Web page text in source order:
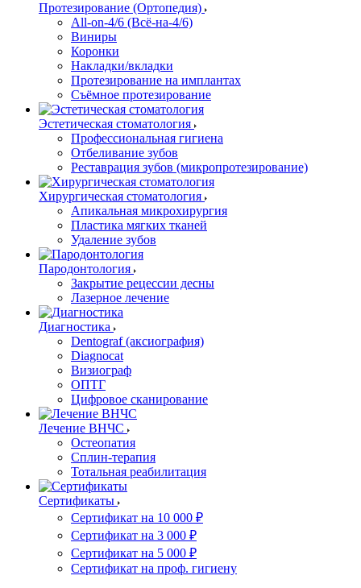
Протезирование (Ортопедия)
All-on-4/6 (Всё-на-4/6)
Виниры
Коронки
Накладки/вкладки
Протезирование на имплантах
Съёмное протезирование
Эстетическая стоматология
Профессиональная гигиена
Отбеливание зубов
Реставрация зубов (микропротезирование)
Хирургическая стоматология
Апикальная микрохирургия
Пластика мягких тканей
Удаление зубов
Пародонтология
Закрытие рецессии десны
Лазерное лечение
Диагностика
Dentograf (аксиография)
Diagnocat
Визиограф
ОПТГ
Цифровое сканирование
Лечение ВНЧС
Остеопатия
Сплин-терапия
Тотальная реабилитация
Сертификаты
Сертификат на 10 000 ₽
Сертификат на 3 000 ₽
Сертификат на 5 000 ₽
Сертификат на проф. гигиену